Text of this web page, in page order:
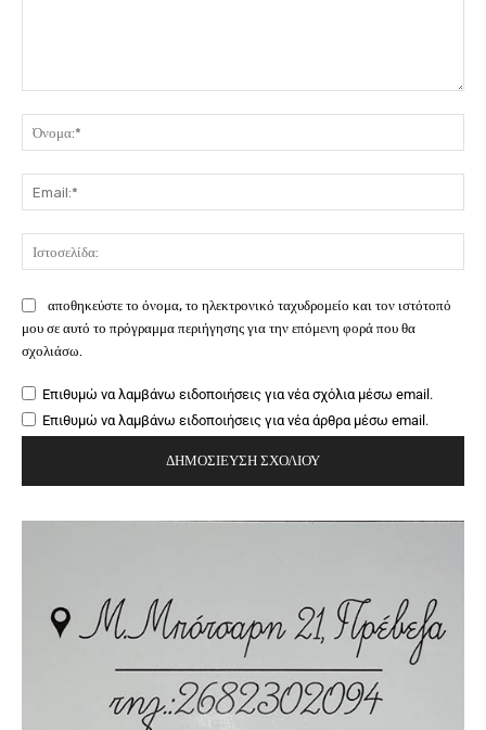
αποθηκεύστε το όνομα, το ηλεκτρονικό ταχυδρομείο και τον ιστότοπό
μου σε αυτό το πρόγραμμα περιήγησης για την επόμενη φορά που θα
σχολιάσω.
Επιθυμώ να λαμβάνω ειδοποιήσεις για νέα σχόλια μέσω email.
Επιθυμώ να λαμβάνω ειδοποιήσεις για νέα άρθρα μέσω email.